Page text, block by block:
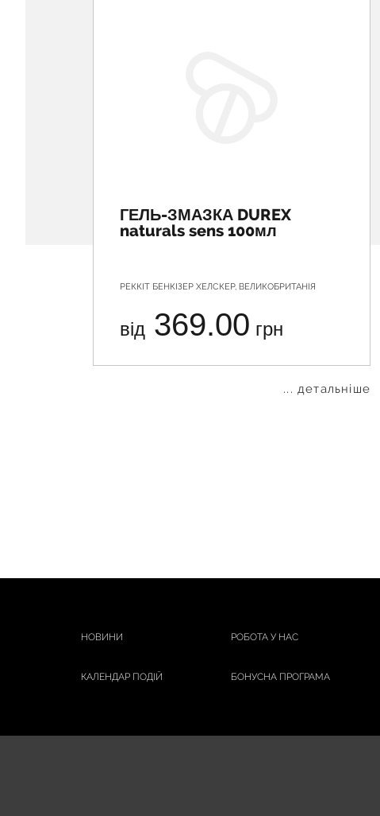
ГЕЛЬ-ЗМАЗКА DUREX
naturals sens 100мл
РЕККІТ БЕНКІЗЕР ХЕЛСКЕР, ВЕЛИКОБРИТАНІЯ
від 369.00 грн
... детальніше
НОВИНИ РОБОТА У НАС
КАЛЕНДАР ПОДІЙ БОНУСНА ПРОГРАМА